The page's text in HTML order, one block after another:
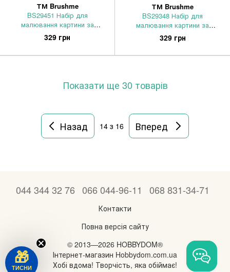
ТМ Brushme
BS29451 Набір для
малювання картини за
номерами Ромашки біля гір,
Без коробки
329 грн
ТМ Brushme
BS29348 Набір для
малювання картини за
номерами Цвітіння і вишні,
Без коробки
329 грн
Показати ще 30 товарів
Назад 14 з 16 Вперед
044 344 32 76 066 044-96-11 068 831-34-71
Контакти
Повна версія сайту
© 2013—2026 HOBBYDOM®
Інтернет-магазин Hobbydom.com.ua
Хобі вдома! Творчість, яка обіймає!
🎁
ТИСНИ